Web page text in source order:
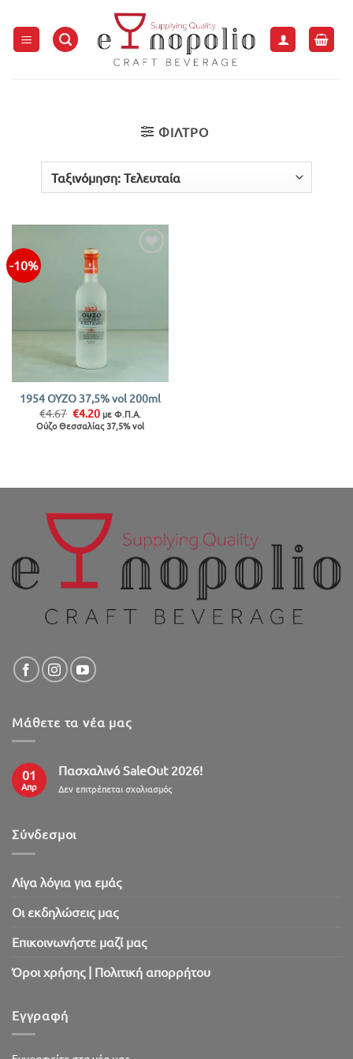
στο
περιεχόμενο
ΦΙΛΤΡΟ
-10%
1954 ΟΥΖΟ 37,5% vol 200ml
€4.67 Original
price
was:
€4.20Η
τρέχουσα
τιμή
με Φ.Π.Α.
Ούζο Θεσσαλίας 37,5% vol
Μάθετε τα νέα μας
01
Απρ
Πασχαλινό SaleOut 2026!
Δεν επιτρέπεται σχολιασμόςστο
Σύνδεσμοι
Λίγα λόγια για εμάς
Oι εκδηλώσεις μας
Επικοινωνήστε μαζί μας
Όροι χρήσης | Πολιτική απορρήτου
Εγγραφή